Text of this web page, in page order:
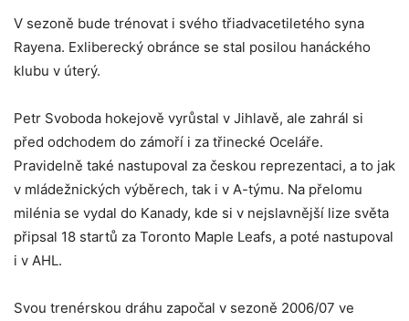
V sezoně bude trénovat i svého třiadvacetiletého syna
Rayena. Exliberecký obránce se stal posilou hanáckého
klubu v úterý.
Petr Svoboda hokejově vyrůstal v Jihlavě, ale zahrál si
před odchodem do zámoří i za třinecké Oceláře.
Pravidelně také nastupoval za českou reprezentaci, a to jak
v mládežnických výběrech, tak i v A-týmu. Na přelomu
milénia se vydal do Kanady, kde si v nejslavnější lize světa
připsal 18 startů za Toronto Maple Leafs, a poté nastupoval
i v AHL.
Svou trenérskou dráhu započal v sezoně 2006/07 ve